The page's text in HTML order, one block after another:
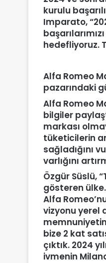
kurulu
Imparato,
hedefliyoruz.
Alfa Romeo
pazarındaki
Alfa Romeo
bilgiler
markası
tüketicilerin
sağladığını
varlığını
Özgür Süslü,
gösteren
Alfa
vizyonu yerel
bize 2 kat
çıktık. 2024
ivmenin